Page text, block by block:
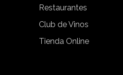
Restaurantes
Club de Vinos
Tienda Online